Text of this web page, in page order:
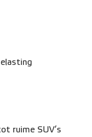
ruime SUV’s